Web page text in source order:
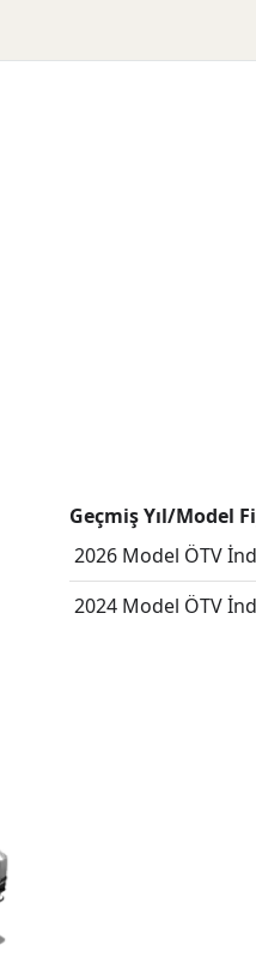
Geçmiş Yıl/Model
2026 Model ÖTV
2024 Model ÖTV